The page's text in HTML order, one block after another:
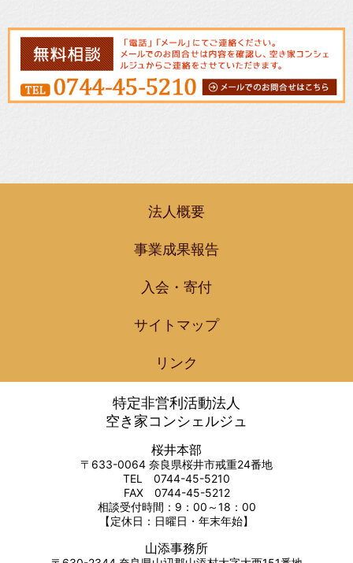
法人概要
事業成果報告
入会・寄付
サイトマップ
リンク
特定非営利活動法人
空き家コンシェルジュ
桜井本部
〒633-0064 奈良県桜井市戒重24番地
TEL 0744-45-5210
FAX 0744-45-5212
相談受付時間：9：00～18：00
【定休日：日曜日・年末年始】
山添事務所